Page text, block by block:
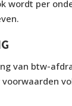
wordt per
van btw-
voorwaarden